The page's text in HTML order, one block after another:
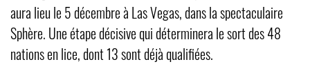
aura lieu le 5 décembre à Las Vegas, dans la spectaculaire
Sphère. Une étape décisive qui déterminera le sort des 48
nations en lice, dont 13 sont déjà qualifiées.